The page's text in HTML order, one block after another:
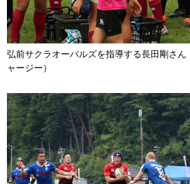
弘前サクラオーバルズを指導する長田剛さ
ャージー）